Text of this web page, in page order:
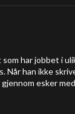
har jobbet i
han ikke
esker med